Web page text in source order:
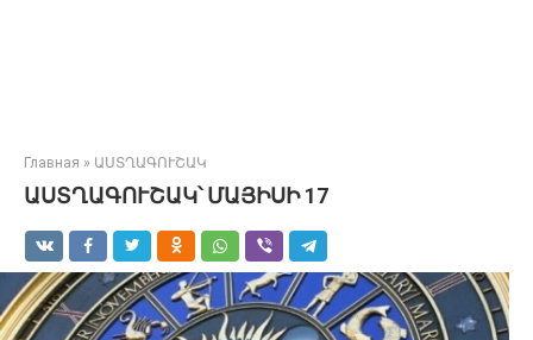
Главная » ԱՍՏՂԱԳՈՒՇԱԿ
ԱՍՏՂԱԳՈՒՇԱԿ՝ ՄԱՅԻՍԻ 17